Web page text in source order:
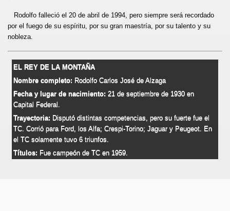
Rodolfo falleció el 20 de abril de 1994, pero siempre será recordado
por el fuego de su espíritu, por su gran maestría, por su talento y su
nobleza.
EL REY DE LA MONTAÑA
Nombre completo: Rodolfo Carlos José de Alzaga
Fecha y lugar de nacimiento: 21 de septiembre de 1930 en
Capital Federal.
Trayectoria: Disputó distintas competencias, pero su fuerte fue el
TC. Corrió para Ford, los Alfa; Crespi-Torino; Jaguar y Peugeot. En
el TC solamente tuvo 6 triunfos.
Títulos: Fue campeón de TC en 1959.
SE TRANSMITE DE GENERACIÓN EN
WILKE
LA REPÚBLICA ARGENTINA